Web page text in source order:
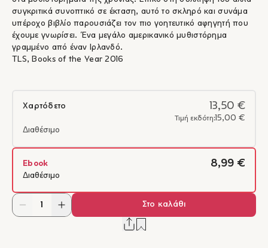
συγκριτικά συνοπτικό σε έκταση, αυτό το σκληρό και συνάμα
υπέροχο βιβλίο παρουσιάζει τον πιο γοητευτικό αφηγητή που
έχουμε γνωρίσει. Ένα μεγάλο αμερικανικό μυθιστόρημα
γραμμένο από έναν Ιρλανδό.
TLS, Books of the Year 2016
Χαρτόδετο 13,50 €
Τιμή εκδότη: 15,00 €
Διαθέσιμο
Ebook 8,99 €
Διαθέσιμο
Στο καλάθι